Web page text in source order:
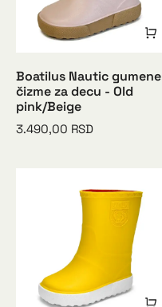
Boatilus Nautic gumene
čizme za decu - Old
pink/Beige
3.490,00 RSD